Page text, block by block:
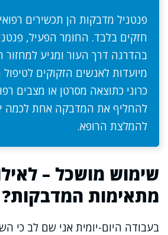
פנטניל מדבקות הן תכשירים
חזקים בלבד. החומר הפעיל,
בהדרגה דרך העור ומגיע
מיועדות לאנשים הזקוקים
כרוני כתוצאה מסרטן או מצבים
להחליף את המדבקה אחת לכמה
להמלצת הרופא.
שימוש מושכל –
מתאימות המדבקות?
בעבודה היום-יומית אני שם לב כי